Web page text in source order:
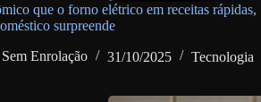
que o forno elétrico em receitas rápidas,
surpreende
Sem Enrolação 31/10/2025 Tecnologia